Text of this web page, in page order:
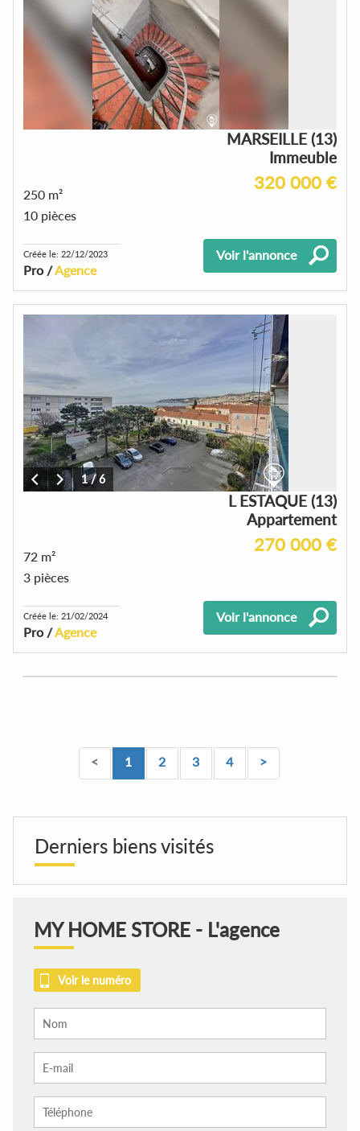
MARSEILLE (13)
Immeuble
320 000 €
250 m²
10 pièces
Créée le: 22/12/2023
Pro /Agence
Voir l'annonce
1/6
L ESTAQUE (13)
Appartement
270 000 €
72 m²
3 pièces
Créée le: 21/02/2024
Pro /Agence
Voir l'annonce
< 1 2 3 4 >
Derniers biens visités
MY HOME STORE - L'agence
Voir le numéro